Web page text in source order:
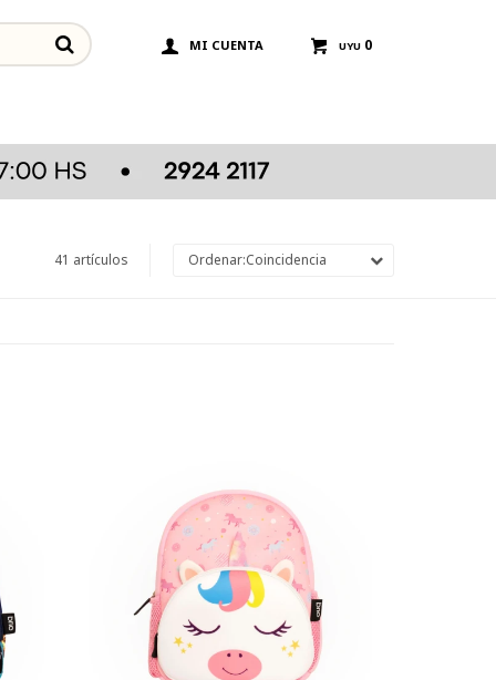
UYU 0
41 artículos Coincidencia